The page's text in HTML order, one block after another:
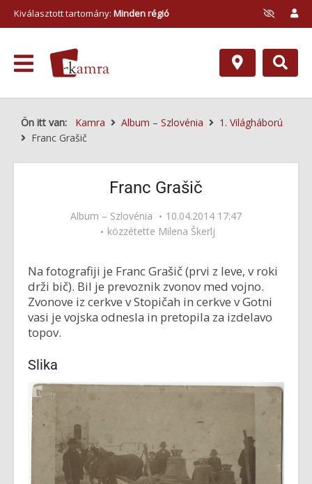
Kiválasztott tartomány: Minden régió
Ön itt van: Kamra Album – Szlovénia
1. Világháború
Franc Grašič
Franc Grašič
Album – Szlovénia
10.04.2014 17:47
közzétette Milena Škerlj
Na fotografiji je Franc Grašič (prvi z leve, v roki
drži bič). Bil je prevoznik zvonov med vojno.
Zvonove iz cerkve v Stopičah in cerkve v Gotni
vasi je vojska odnesla in pretopila za izdelavo
topov.
Slika